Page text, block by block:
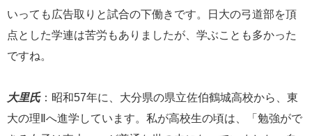
いっても広告取りと試合の下働きです。日大の弓道部を頂
点とした学連は苦労もありましたが、学ぶことも多かった
ですね。
大里氏：昭和57年に、大分県の県立佐伯鶴城高校から、東
大の理Ⅱへ進学しています。私が高校生の頃は、「勉強がで